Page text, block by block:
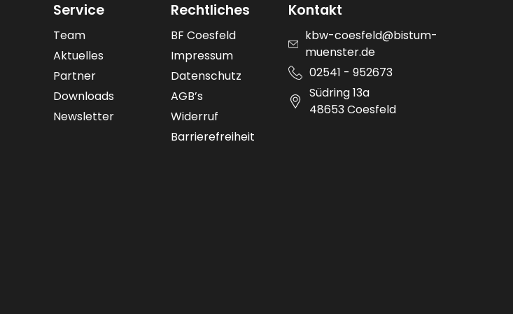
Service
Team
Aktuelles
Partner
Downloads
Newsletter
Rechtliches
BF Coesfeld
Impressum
Datenschutz
AGB’s
Widerruf
Barrierefreiheit
Kontakt
kbw-coesfeld@bistum-
muenster.de
02541 - 952673
Südring 13a
48653 Coesfeld